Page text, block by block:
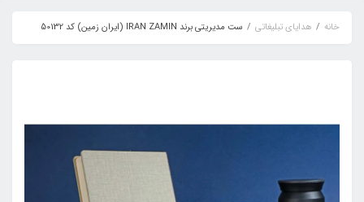
خانه هدایای تبلیغاتی ست مدیریتی برند IRAN ZAMIN (ایران زمین) کد 50132